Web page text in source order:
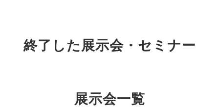
終了した展示会・セミナー
展示会一覧